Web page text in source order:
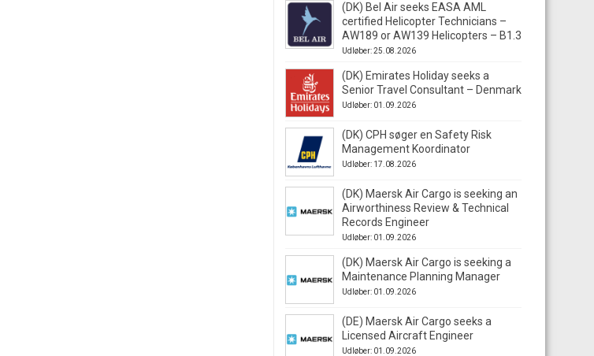
(DK) Bel Air seeks EASA AML
certified Helicopter Technicians –
AW189 or AW139 Helicopters – B1.3
Udløber: 25.08.2026
(DK) Emirates Holiday seeks a
Senior Travel Consultant – Denmark
Udløber: 01.09.2026
(DK) CPH søger en Safety Risk
Management Koordinator
Udløber: 17.08.2026
(DK) Maersk Air Cargo is seeking an
Airworthiness Review & Technical
Records Engineer
Udløber: 01.09.2026
(DK) Maersk Air Cargo is seeking a
Maintenance Planning Manager
Udløber: 01.09.2026
(DE) Maersk Air Cargo seeks a
Licensed Aircraft Engineer
Udløber: 01.09.2026